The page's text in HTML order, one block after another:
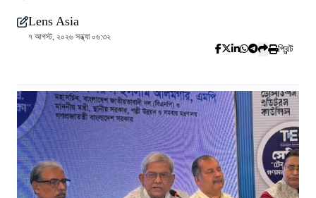
Lens Asia
৭ আগস্ট, ২০২৬ সন্ধ্যা ০৬:৩২
প্রিন্ট